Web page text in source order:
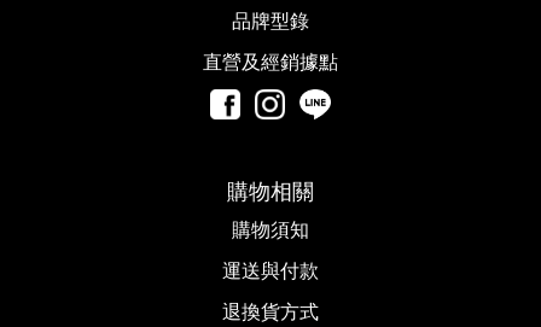
品牌型錄
直營及經銷據點
購物相關
購物須知
運送與付款
退換貨方式